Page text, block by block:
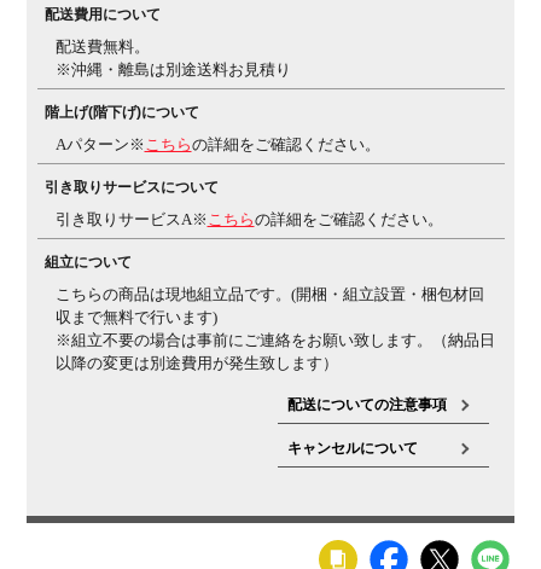
くは
よる返品・交換は承れない場合がございます
組み立て 現地組立品
立て作業を行います)
備考 ・ポスチャーサポートシート
リーン購入法適合商品
ご注意
い。床を傷つける場合があります。※本商品にゴムキャ
スターは装着できません。
配送費用について
配送費無料。
※沖縄・離島は別途送料お見積り
階上げ(階下げ)について
Aパターン※ こちらの詳細をご確認ください。
引き取りサービスについて
引き取りサービスA※ こちらの詳細をご確認ください。
組立について
こちらの商品は現地組立品です。(開梱・組立設置・梱包材回
収まで無料で行います)
※組立不要の場合は事前にご連絡をお願い致します。（納品日
以降の変更は別途費用が発生致します）
配送についての注意事項
キャンセルについて